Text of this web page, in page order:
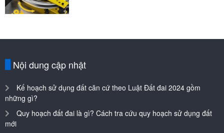
Nội dung cập nhật
Kế hoạch sử dụng đất căn cứ theo Luật Đất đai 2024 gồm
những gì?
Quy hoạch đất đai là gì? Cách tra cứu quy hoạch sử dụng đất
mới